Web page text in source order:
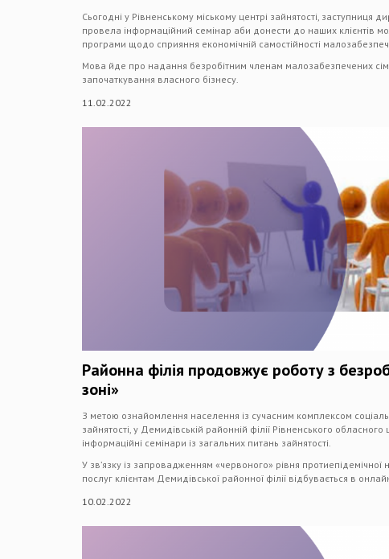
Сьогодні у Рівненському міському центрі зайнятості, заступниця
провела інформаційний семінар аби донести до наших клієнтів
програми щодо сприяння економічній самостійності
Мова йде про надання безробітним членам малозабезпечених
започаткування власного бізнесу.
11.02.2022
Районна філія продовжує роботу з
зоні»
З метою ознайомлення населення із сучасним комплексом
зайнятості, у Демидівській районній філії Рівненського
інформаційні семінари із загальних питань зайнятості.
У зв’язку із запровадженням «червоного» рівня
послуг клієнтам Демидівської районної філії відбувається в
10.02.2022